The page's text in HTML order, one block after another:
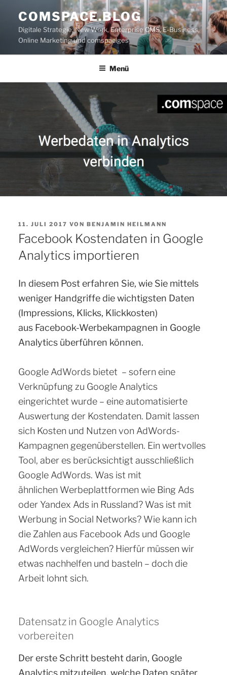
Inhalt
springen
COMSPACE.BLOG
Digitale Strategie, New Work, Enterprise CMS, E-Business,
Online Marketing und comspaciges
Menü
VERÖFFENTLICHT
AM
11. JULI 2017 VON BENJAMIN HEILMANN
Facebook Kostendaten in Google
Analytics importieren
In diesem Post erfahren Sie, wie Sie mittels
weniger Handgriffe die wichtigsten Daten
(Impressions, Klicks, Klickkosten)
aus Facebook-Werbekampagnen in Google
Analytics überführen können.
Google AdWords bietet – sofern eine
Verknüpfung zu Google Analytics
eingerichtet wurde – eine automatisierte
Auswertung der Kostendaten. Damit lassen
sich Kosten und Nutzen von AdWords-
Kampagnen gegenüberstellen. Ein wertvolles
Tool, aber es berücksichtigt ausschließlich
Google AdWords. Was ist mit
ähnlichen Werbeplattformen wie Bing Ads
oder Yandex Ads in Russland? Was ist mit
Werbung in Social Networks? Wie kann ich
die Zahlen aus Facebook Ads und Google
AdWords vergleichen? Hierfür müssen wir
etwas nachhelfen und basteln – doch die
Arbeit lohnt sich.
Datensatz in Google Analytics
vorbereiten
Der erste Schritt besteht darin, Google
Analytics mitzuteilen, welche Daten später